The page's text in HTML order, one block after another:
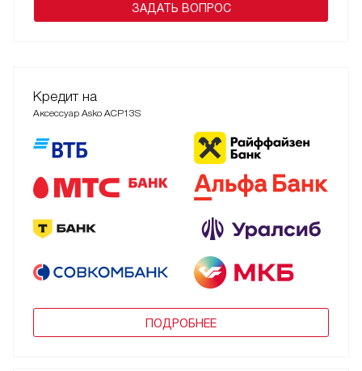
ЗАДАТЬ ВОПРОС
Кредит на
Аксессуар Asko ACP13S
ПОДРОБНЕЕ